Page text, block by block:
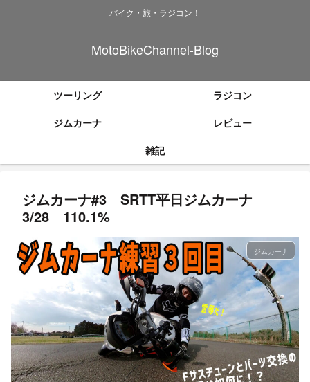
バイク・旅・ラジコン！
MotoBikeChannel-Blog
ツーリング
ラジコン
ジムカーナ
レビュー
雑記
ジムカーナ#3 SRTT平日ジムカーナ
3/28 110.1%
ジムカーナ